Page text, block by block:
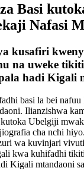
Basi
Nafasi
kusafiri
na uweke
hadi Kigali
basi la bei
Ilianzishwa
Ubelgiji
cha nchi
wa kuvinjari
kwa kuhifadhi
Kigali mtandaoni